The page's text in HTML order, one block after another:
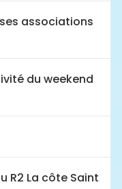
associations
du weekend
R2 La côte Saint